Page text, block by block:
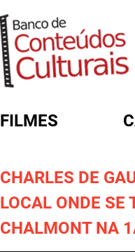
FILMES
CHARLES DE
LOCAL ONDE SE
CHALMONT NA